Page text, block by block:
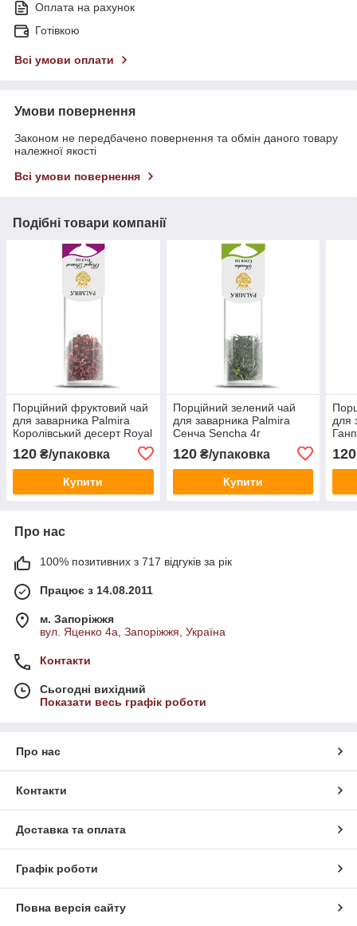
Оплата на рахунок
Готівкою
Всі умови оплати
Умови повернення
Законом не передбачено повернення та обмін даного товару
належної якості
Всі умови повернення
Подібні товари компанії
Порційний фруктовий чай
для заварника Palmira
Королівський десерт Royal
120 ₴/упаковка
Купити
Порційний зелений чай
для заварника Palmira
Сенча Sencha 4г
120₴/упаковка
Купити
для
120
Про нас
100% позитивних з 717 відгуків за рік
Працює з 14.08.2011
м. Запоріжжя
вул. Яценко 4а, Запоріжжя, Україна
Контакти
Сьогодні вихідний
Показати весь графік роботи
Про нас
Контакти
Доставка та оплата
Графік роботи
Повна версія сайту